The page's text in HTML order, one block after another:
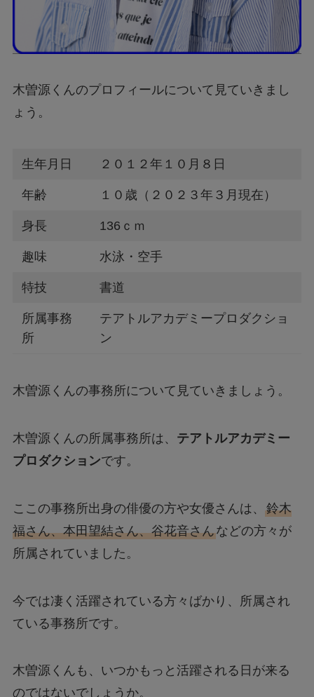
木曽源くんのプロフィールについて見ていきまし
ょう。
生年月日 ２０１２年１０月８日
年齢 １０歳（２０２３年３月現在）
身長 136ｃｍ
趣味 水泳・空手
特技 書道
所属事務
所
テアトルアカデミープロダクショ
ン
木曽源くんの事務所について見ていきましょう。
木曽源くんの所属事務所は、 テアトルアカデミー
プロダクションです。
ここの事務所出身の俳優の方や女優さんは、 鈴木
福さん、本田望結さん、谷花音さんなどの方々が
所属されていました。
今では凄く活躍されている方々ばかり、所属され
ている事務所です。
木曽源くんも、いつかもっと活躍される日が来る
のではないでしょうか。